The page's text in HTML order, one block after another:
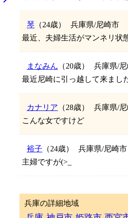
琴 （24歳）
兵庫県/尼崎市
最近、夫婦生活がマンネリ状
まなみん （20歳）
兵庫県/
最近尼崎に引っ越して来まし
カナリア （28歳）
兵庫県/
こんな女ですけど
裕子 （24歳）
兵庫県/尼崎市
主婦ですが(>_
兵庫の詳細地域